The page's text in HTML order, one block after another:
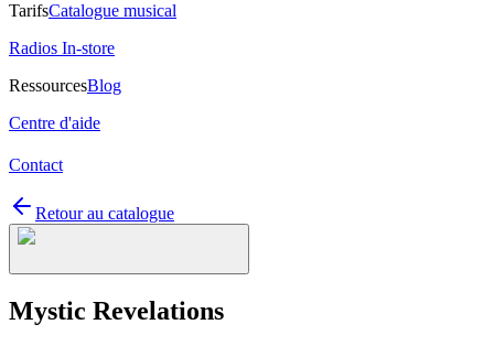
TarifsCatalogue musical
Radios In-store
RessourcesBlog
Centre d'aide
Contact
Retour au catalogue
Mystic Revelations